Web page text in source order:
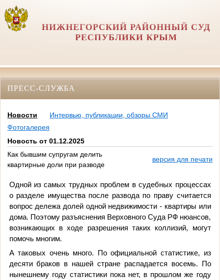
НИЖНЕГОРСКИЙ РАЙОННЫЙ СУД
РЕСПУБЛИКИ КРЫМ
ПРЕСС-СЛУЖБА
Новости
Интервью, публикации, обзоры СМИ
Фотогалерея
Новость от 01.12.2025
Как бывшим супругам делить
квартирные доли при разводе
версия для печати
Одной из самых трудных проблем в судебных процессах
о разделе имущества после развода по праву считается
вопрос дележа долей одной недвижимости - квартиры или
дома. Поэтому разъяснения Верховного Суда РФ нюансов,
возникающих в ходе разрешения таких коллизий, могут
помочь многим.
А таковых очень много. По официальной статистике, из
десяти браков в нашей стране распадается восемь. По
нынешнему году статистики пока нет, в прошлом же году